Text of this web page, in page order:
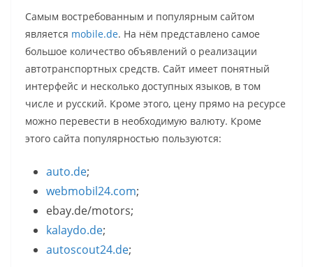
Самым востребованным и популярным сайтом
является mobile.de. На нём представлено самое
большое количество объявлений о реализации
автотранспортных средств. Сайт имеет понятный
интерфейс и несколько доступных языков, в том
числе и русский. Кроме этого, цену прямо на ресурсе
можно перевести в необходимую валюту. Кроме
этого сайта популярностью пользуются:
auto.de;
webmobil24.com;
ebay.de/motors;
kalaydo.de;
autoscout24.de;